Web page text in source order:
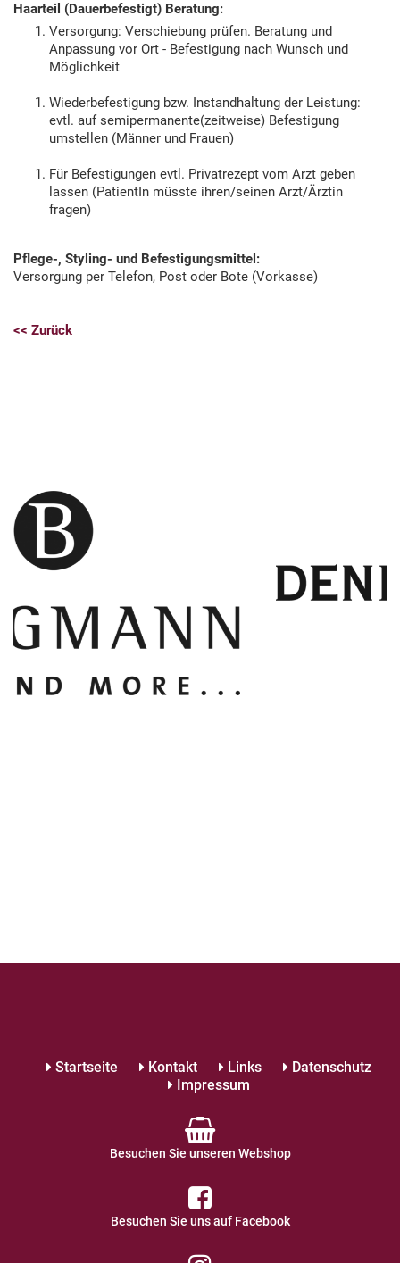
Haarteil (Dauerbefestigt) Beratung:
Versorgung: Verschiebung prüfen. Beratung und
Anpassung vor Ort - Befestigung nach Wunsch und
Möglichkeit
Wiederbefestigung bzw. Instandhaltung der Leistung:
evtl. auf semipermanente(zeitweise) Befestigung
umstellen (Männer und Frauen)
Für Befestigungen evtl. Privatrezept vom Arzt geben
lassen (PatientIn müsste ihren/seinen Arzt/Ärztin
fragen)
Pflege-, Styling- und Befestigungsmittel:
Versorgung per Telefon, Post oder Bote (Vorkasse)
<< Zurück
Startseite Kontakt Links
Datenschutz
Impressum
Besuchen Sie unseren Webshop
Besuchen Sie uns auf Facebook